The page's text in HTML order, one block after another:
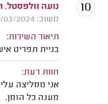
נועה וולפסטל,
משוב: 27/03/2024
תיאור השירות:
בניית תפריט
חוות דעת:
אני ממליצה
מענה כל הזמן.
10